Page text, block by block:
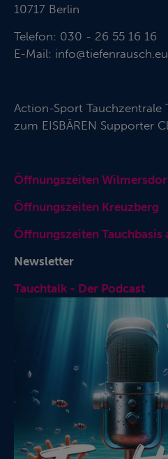
10717 Berlin
Telefon: 030 - 26 55 16 16
E-Mail: info@tiefenrausch.eu
Action-Sport Tauchzentrale
zum EISBÄREN Supporter
Öffnungszeiten
Öffnungszeiten Kreuzberg
Öffnungszeiten Tauchbasis
Newsletter
Tauchtalk - Der Podcast